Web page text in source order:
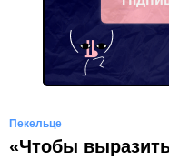
Пекельце
«Чтобы